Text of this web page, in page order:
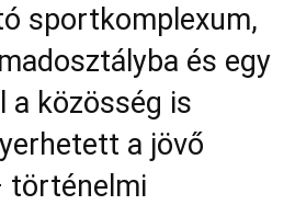
sportkomplexum,
és egy
a közösség is
a jövő
történelmi